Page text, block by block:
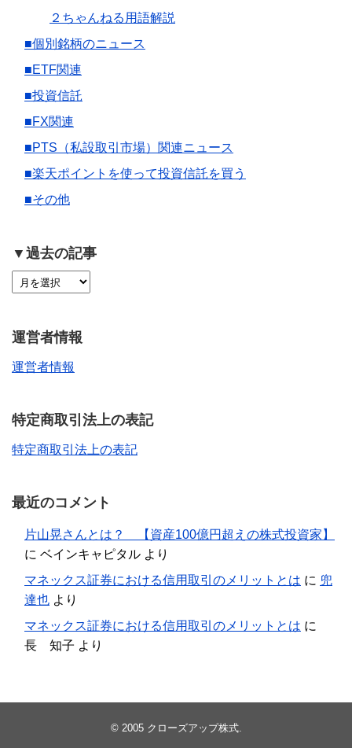
２ちゃんねる用語解説
■個別銘柄のニュース
■ETF関連
■投資信託
■FX関連
■PTS（私設取引市場）関連ニュース
■楽天ポイントを使って投資信託を買う
■その他
▼過去の記事
運営者情報
運営者情報
特定商取引法上の表記
特定商取引法上の表記
最近のコメント
片山晃さんとは？ 【資産100億円超えの株式投資家】
に ベインキャピタル より
マネックス証券における信用取引のメリットとは に 兜
達也 より
マネックス証券における信用取引のメリットとは に
長 知子 より
© 2005 クローズアップ株式.